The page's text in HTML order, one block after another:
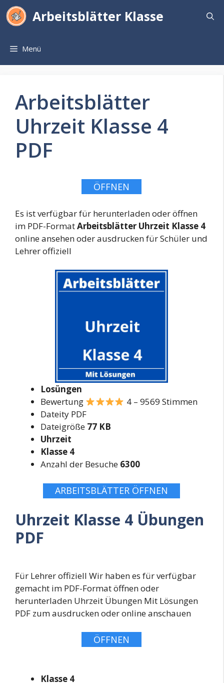
Zum
Inhalt
Arbeitsblätter Klasse
Menü
Arbeitsblätter
Uhrzeit Klasse 4
PDF
ÖFFNEN
Es ist verfügbar für herunterladen oder öffnen
im PDF-FormatArbeitsblätter Uhrzeit Klasse 4
online ansehen oder ausdrucken für Schüler und
Lehrer offiziell
Losüngen
Bewertung
4 – 9569 Stimmen
Dateity PDF
Dateigröße 77 KB
Uhrzeit
Klasse 4
Anzahl der Besuche 6300
ARBEITSBLÄTTER ÖFFNEN
Uhrzeit Klasse 4 Übungen
PDF
Für Lehrer offiziell Wir haben es für verfügbar
gemacht im PDF-Format öffnen oder
herunterladen Uhrzeit Übungen Mit Lösungen
PDF zum ausdrucken oder online anschauen
ÖFFNEN
Klasse 4